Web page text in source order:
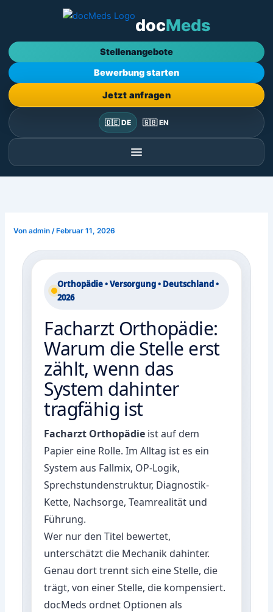
docMeds
Stellenangebote
Bewerbung starten
Jetzt anfragen
🇩🇪 DE 🇬🇧 EN
Vonadmin /Februar 11, 2026
Orthopädie • Versorgung • Deutschland •
2026
Facharzt Orthopädie:
Warum die Stelle erst
zählt, wenn das
System dahinter
tragfähig ist
Facharzt Orthopädie ist auf dem
Papier eine Rolle. Im Alltag ist es ein
System aus Fallmix, OP-Logik,
Sprechstundenstruktur, Diagnostik-
Kette, Nachsorge, Teamrealität und
Führung.
Wer nur den Titel bewertet,
unterschätzt die Mechanik dahinter.
Genau dort trennt sich eine Stelle, die
trägt, von einer Stelle, die kompensiert.
docMeds ordnet Optionen als